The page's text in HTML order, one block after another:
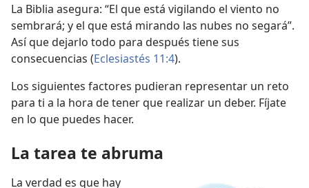
La Biblia asegura: “El que está vigilando el viento no
sembrará; y el que está mirando las nubes no segará”.
Así que dejarlo todo para después tiene sus
consecuencias (Eclesiastés 11:4).
Los siguientes factores pudieran representar un reto
para ti a la hora de tener que realizar un deber. Fíjate
en lo que puedes hacer.
La tarea te abruma
La verdad es que hay